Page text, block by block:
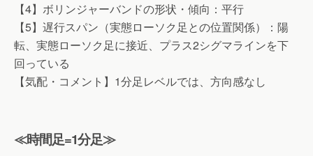
【4】ボリンジャーバンドの形状・傾向：平行
【5】遅行スパン（実態ローソク足との位置関係）：陽
転、実態ローソク足に接近、プラス2シグマラインを下
回っている
【気配・コメント】1分足レベルでは、方向感なし
≪時間足=1分足≫